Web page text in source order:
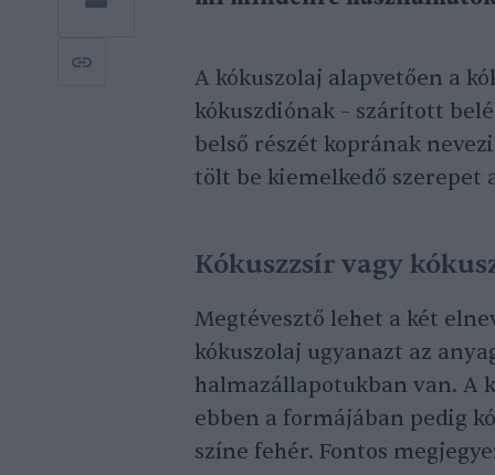
A kókuszolaj alapvetően a
kókuszdiónak – szárított
belső részét koprának
tölt be kiemelkedő szerepet
Kókuszzsír vagy
Megtévesztő lehet a két
kókuszolaj ugyanazt az
halmazállapotukban van. A
ebben a formájában pedig
színe fehér. Fontos